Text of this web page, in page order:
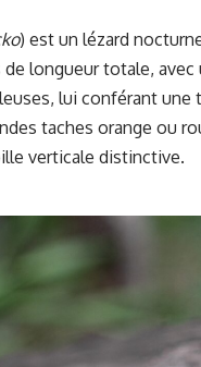
) est un lézard
longueur totale, avec
lui conférant
taches orange ou
verticale distinctive.